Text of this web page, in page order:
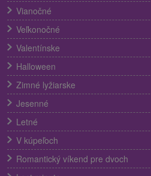
Vianočné
Veľkonočné
Valentínske
Halloween
Zimné lyžiarske
Jesenné
Letné
V kúpeľoch
Romantický víkend pre dvoch